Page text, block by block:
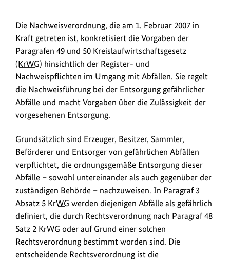
w
n
l
o
a
d
s
/
L
i
n
k
s
in
neuem
Fenster:
Verordnungstext
bei
JURIS
Die Nachweisverordnung, die am 1. Februar 2007 in
Kraft getreten ist, konkretisiert die Vorgaben der
Paragrafen 49 und 50 Kreislaufwirtschaftsgesetz
(KrWG) hinsichtlich der Register- und
Nachweispflichten im Umgang mit Abfällen. Sie regelt
die Nachweisführung bei der Entsorgung gefährlicher
Abfälle und macht Vorgaben über die Zulässigkeit der
vorgesehenen Entsorgung.
Grundsätzlich sind Erzeuger, Besitzer, Sammler,
Beförderer und Entsorger von gefährlichen Abfällen
verpflichtet, die ordnungsgemäße Entsorgung dieser
Abfälle – sowohl untereinander als auch gegenüber der
zuständigen Behörde – nachzuweisen. In Paragraf 3
Absatz 5 KrWG werden diejenigen Abfälle als gefährlich
definiert, die durch Rechtsverordnung nach Paragraf 48
Satz 2 KrWG oder auf Grund einer solchen
Rechtsverordnung bestimmt worden sind. Die
entscheidende Rechtsverordnung ist die